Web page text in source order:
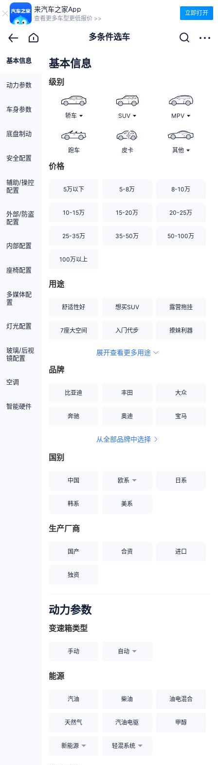
来汽车之家App
查看更多车型更低报价 >>
立即打开
多条件选车
基本信息
动力参数
车身参数
底盘制动
安全配置
辅助/操控
配置
外部/防盗
配置
内部配置
座椅配置
多媒体配
置
灯光配置
玻璃/后视
镜配置
空调
智能硬件
基本信息
级别
轿车 SUV MPV
跑车 皮卡 其他
价格
5万以下 5-8万 8-10万
10-15万 15-20万 20-25万
25-35万 35-50万 50-100万
100万以上
用途
舒适性好 想买SUV 露营拖挂
7座大空间 入门代步 撩妹利器
空间宽敞
展开查看更多用途
品牌
比亚迪 丰田 大众
奔驰 奥迪 宝马
从全部品牌中选择
国别
中国 欧系 日系
韩系 美系
生产厂商
国产 合资 进口
独资
动力参数
变速箱类型
手动 自动
能源
汽油 柴油 油电混合
天然气 汽油电驱 甲醇
新能源 轻混系统